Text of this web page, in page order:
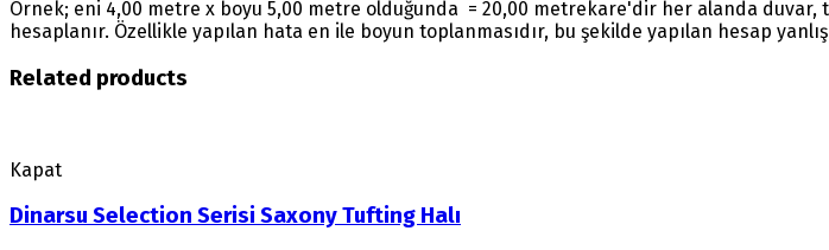
Örnek; eni 4,00 metre x boyu 5,00 metre olduğunda = 20,00 metrekare'dir her alanda
hesaplanır. Özellikle yapılan hata en ile boyun toplanmasıdır, bu şekilde yapılan hesap
Related products
Kapat
Dinarsu Selection Serisi Saxony Tufting Halı